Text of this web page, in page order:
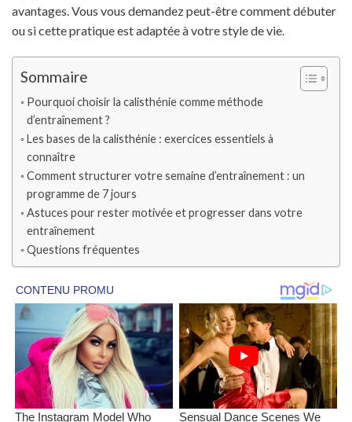
avantages. Vous vous demandez peut-être comment débuter
ou si cette pratique est adaptée à votre style de vie.
Sommaire
Pourquoi choisir la calisthénie comme méthode
d’entraînement ?
Les bases de la calisthénie : exercices essentiels à
connaître
Comment structurer votre semaine d’entraînement : un
programme de 7 jours
Astuces pour rester motivée et progresser dans votre
entraînement
Questions fréquentes